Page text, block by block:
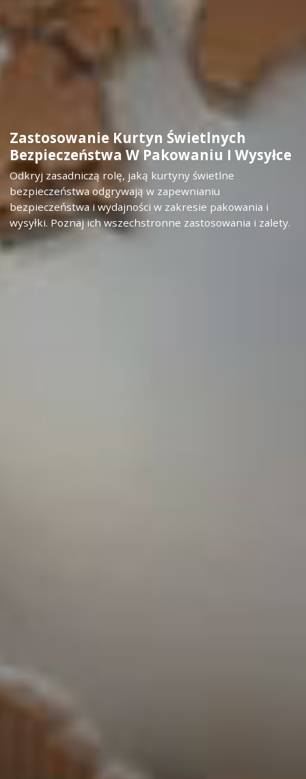
Zastosowanie Kurtyn Świetlnych
Bezpieczeństwa W Pakowaniu I Wysyłce
Odkryj zasadniczą rolę, jaką kurtyny świetlne
bezpieczeństwa odgrywają w zapewnianiu
bezpieczeństwa i wydajności w zakresie pakowania i
wysyłki. Poznaj ich wszechstronne zastosowania i zalety.